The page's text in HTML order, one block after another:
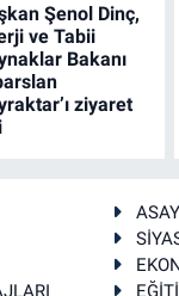
Şenol Dinç,
ve Tabii
Bakanı
ziyaret